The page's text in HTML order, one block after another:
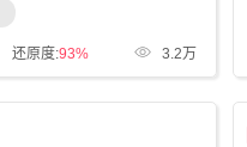
还原度:93% 3.2万